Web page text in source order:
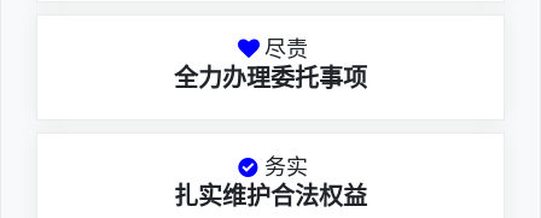
尽责
全力办理委托事项
务实
扎实维护合法权益